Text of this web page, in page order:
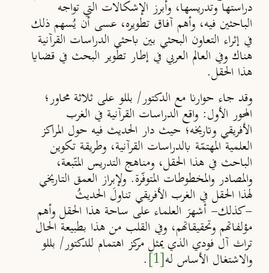
دراستها وتدريسها، وأبرز الإشكالات التي تواجه
الباحثين فيه، وأهم آفاق تطويره، عسى أن يُسهم ذلك
في إثراء التعاون البحثي بين باحثي الدراسات القرآنية
هناك وفي العالم العربي في إطار تطوير البحث في قضايا
هذا الحقل.
وقد جاء حوارنا مع الدكتور/ بللو على ثلاثة محاور؛
المحور الأول: واقع الدراسات القرآنية في الغرب
الأفريقي وتاريخه؛ حيث دار الحديث فيه حول المراكز
العلمية المهتمّة بالدراسات القرآنية، وطريقة تكوين
الباحث في هذا الحقل، ومناهج التدريس المتّبعة،
والمصادر والمخطوطات المتوفّرة. ولإبراز العمق التاريخي
لهذا الحقل في الغرب الأفريقي تناولَ الحديثُ
-كذلك- أشهرَ العلماء على ساحة هذا الحقل وأهم
مؤلفاتهم وتحقيقاتهم، وفي القلب من هذا بطبيعة الحال
تراث آل فودي الذي يمثل مركز اهتمام للدكتور/ بللو
والاشتغال الأساس له[1]
.